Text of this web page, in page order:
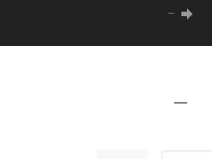
−
−